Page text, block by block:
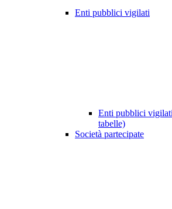
Enti pubblici vigilati
Enti pubblici
tabelle)
Società partecipate